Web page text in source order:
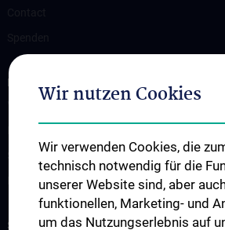
FOR PATIENTS
Stationen der Herzchirurgie
Notfall
STUDIES, TRAINING AND FURTHER
Wir nutzen Cookies
Wir verwenden Cookies, die
technisch notwendig für die
unserer Website sind, aber
funktionellen, Marketing- und
um das Nutzungserlebnis auf